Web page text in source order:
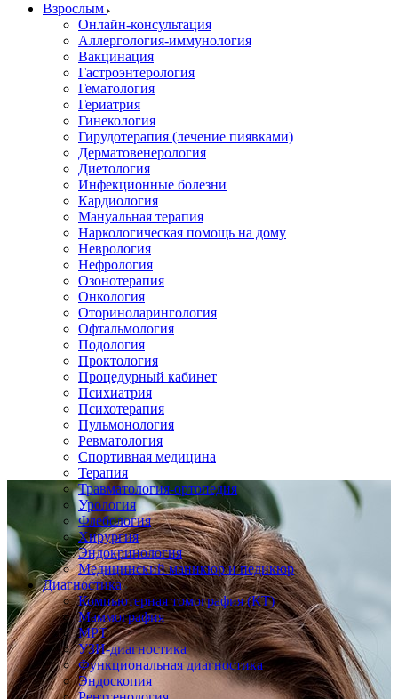
Взрослым
Онлайн-консультация
Аллергология-иммунология
Вакцинация
Гастроэнтерология
Гематология
Гериатрия
Гинекология
Гирудотерапия (лечение пиявками)
Дерматовенерология
Диетология
Инфекционные болезни
Кардиология
Мануальная терапия
Наркологическая помощь на дому
Неврология
Нефрология
Озонотерапия
Онкология
Оториноларингология
Офтальмология
Подология
Проктология
Процедурный кабинет
Психиатрия
Психотерапия
Пульмонология
Ревматология
Спортивная медицина
Терапия
Травматология-ортопедия
Урология
Флебология
Хирургия
Эндокринология
Медицинский маникюр и педикюр
Диагностика
Компьютерная томография (КТ)
Маммография
МРТ
УЗИ-диагностика
Функциональная диагностика
Эндоскопия